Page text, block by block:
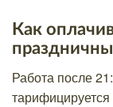
Как
Работа после